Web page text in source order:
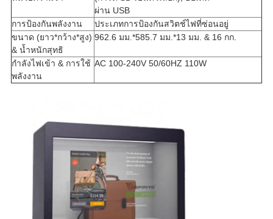
ผ่าน USB
การป้องกันพลังงาน
ประเภทการป้องกันสวิตช์ไฟที่ซ่อนอยู่
ขนาด (ยาว*กว้าง*สูง)
& น้ำหนักสุทธิ
962.6 มม.*585.7 มม.*13 มม. & 16 กก.
กำลังไฟเข้า & การใช้
พลังงาน
AC 100-240V 50/60HZ 110W